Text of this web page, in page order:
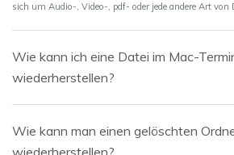
sich um Audio-, Video-, pdf- oder jede andere Art von
Wie kann ich eine Datei im Mac-
wiederherstellen?
Wie kann man einen gelöschten
wiederherstellen?